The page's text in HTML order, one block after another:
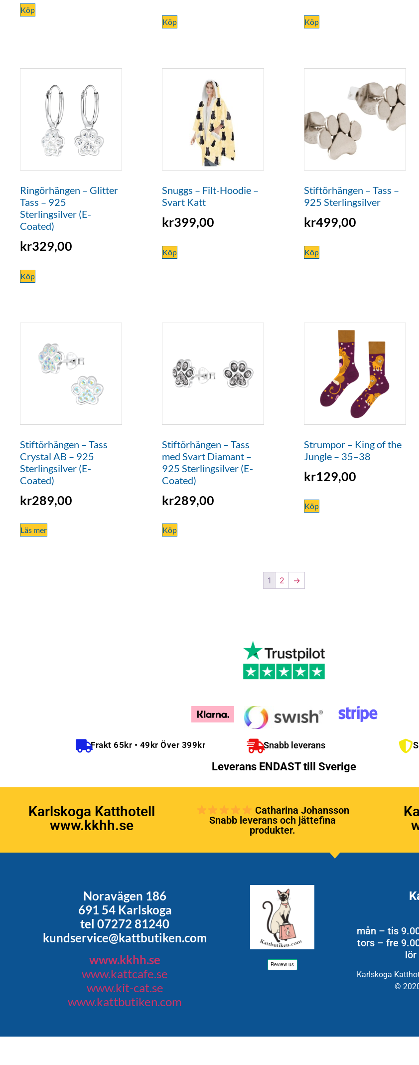
Köp
Köp Köp
Ringörhängen – Glitter
Tass – 925
Sterlingsilver (E-
Coated)
kr329,00
Köp
Snuggs – Filt-Hoodie –
Svart Katt
kr399,00
Köp
Stiftörhängen – Tass –
925 Sterlingsilver
kr499,00
Köp
Stiftörhängen – Tass
Crystal AB – 925
Sterlingsilver (E-
Coated)
kr289,00
Läs mer
Stiftörhängen – Tass
med Svart Diamant –
925 Sterlingsilver (E-
Coated)
kr289,00
Köp
Strumpor – King of the
Jungle – 35–38
kr129,00
Köp
1 2 →
Frakt 65kr • 49kr Över 399kr Snabb leverans
Leverans ENDAST till Sverige
Karlskoga Katthotell
www.kkhh.se
Catharina Johansson
Snabb leverans och jättefina
produkter.
Noravägen 186
691 54 Karlskoga
tel 07272 81240
kundservice@kattbutiken.com
www.kkhh.se
www.kattcafe.se
www.kit-cat.se
www.kattbutiken.com
mån – tis
tors – fre
lör
Karlskoga
©